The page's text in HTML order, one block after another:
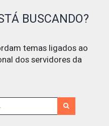
BUSCANDO?
temas ligados ao
dos servidores da